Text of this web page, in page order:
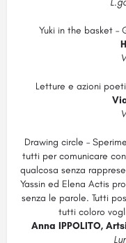
Yuki in the basket –
Letture e azioni
Drawing circle –
tutti per comunicare
qualcosa senza
Yassin ed Elena Actis
senza le parole. Tutti
tutti coloro
Anna IPPOLITO,